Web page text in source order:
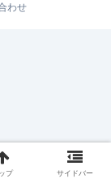
わせ
プ サイドバー